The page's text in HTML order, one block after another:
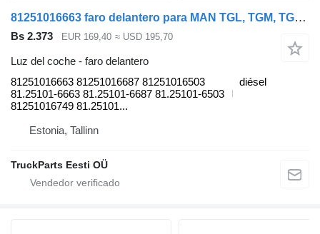
81251016663 faro delantero para MAN TGL, TGM, TGS, TGX (2005-2021) cabeza tractora
Bs 2.373 EUR 169,40 ≈ USD 195,70
Luz del coche - faro delantero
81251016663 81251016687 81251016503
81.25101-6663 81.25101-6687 81.25101-6503
81251016749 81.25101...
diésel
Estonia, Tallinn
TruckParts Eesti OÜ